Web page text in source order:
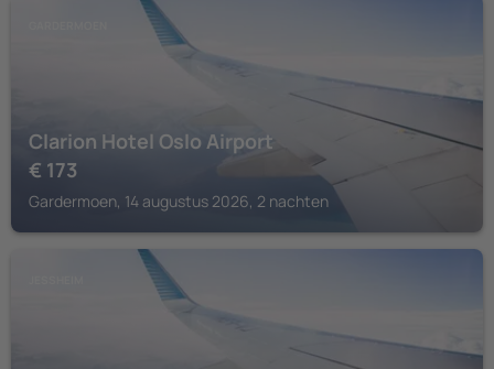
Clarion Hotel Oslo Airport
€ 173
Gardermoen, 14 augustus 2026, 2 nachten